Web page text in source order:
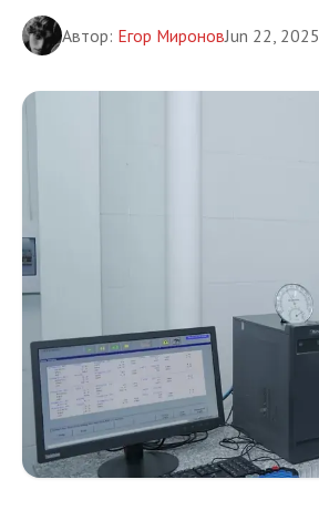
Автор: Егор МироновJun 22, 2025